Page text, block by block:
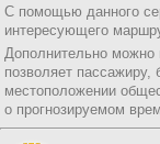
С помощью данного
интересующего
Дополнительно можно
позволяет
местоположении
о прогнозируемом